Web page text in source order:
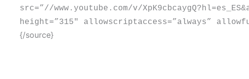
src=”//www.youtube.com/v/
height=”315″ allowscriptaccess=”always”
{/source}